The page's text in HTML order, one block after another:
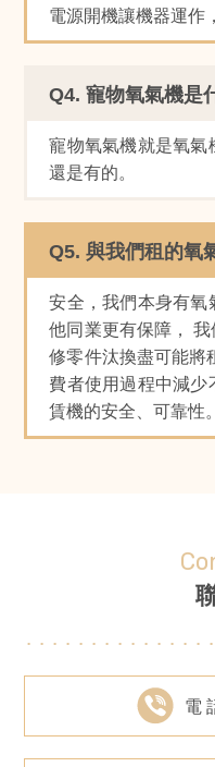
電源開機讓機器運作
Q4. 寵物氧氣機是
寵物氧氣機就是氧氣
還是有的。
Q5. 與我們租的氧
安全，我們本身有氧
他同業更有保障，
修零件汰換盡可能將
費者使用過程中減少
賃機的安全、可靠性。
電